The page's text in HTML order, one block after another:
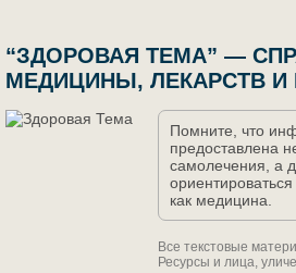
“ЗДОРОВАЯ ТЕМА” —
МЕДИЦИНЫ, ЛЕКАРСТВ И
Помните, что
предоставлена
самолечения, а
как медицина.
Все текстовые
Ресурсы и лица,